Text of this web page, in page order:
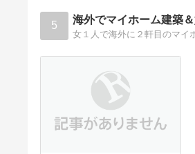
5 海外でマイホーム建築
女１人で海外に２軒目のマイ